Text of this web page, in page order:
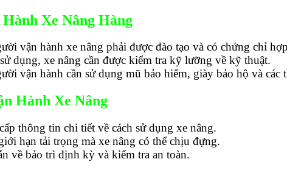
Xe Nâng Hàng
vận hành xe nâng phải được đào tạo và có chứng chỉ
dụng, xe nâng cần được kiểm tra kỹ lưỡng về kỹ thuật.
vận hành cần sử dụng mũ bảo hiểm, giày bảo hộ và các
Hành Xe Nâng
thông tin chi tiết về cách sử dụng xe nâng.
hạn tải trọng mà xe nâng có thể chịu đựng.
về bảo trì định kỳ và kiểm tra an toàn.